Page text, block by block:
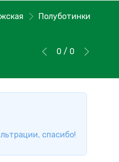
Полуботинки
0 / 0
спасибо!